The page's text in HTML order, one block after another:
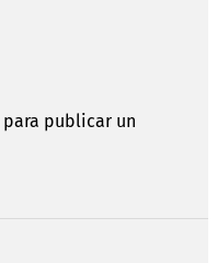
para publicar un